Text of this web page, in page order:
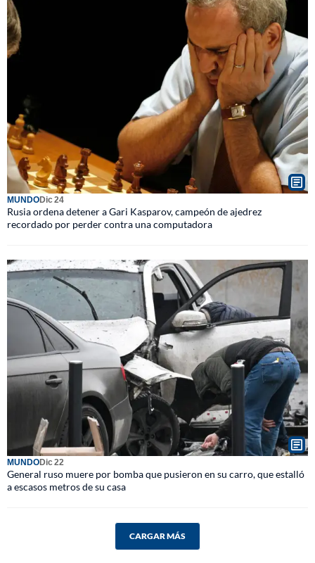
MUNDODic 24
Rusia ordena detener a Gari Kasparov, campeón de ajedrez
recordado por perder contra una computadora
MUNDODic 22
General ruso muere por bomba que pusieron en su carro, que estalló
a escasos metros de su casa
CARGAR MÁS